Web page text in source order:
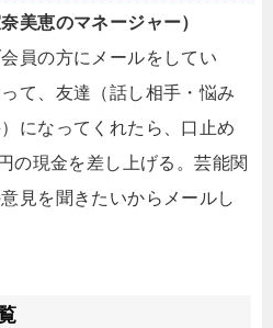
美恵のマネージャー）
員の方にメールをしてい
て、友達（話し相手・悩み
になってくれたら、口止め
の現金を差し上げる。芸能関
見を聞きたいからメールし